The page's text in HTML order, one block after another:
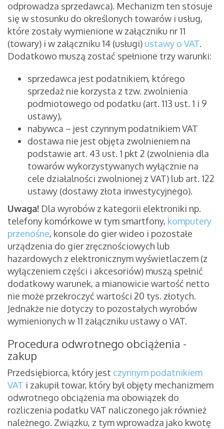
odprowadza sprzedawca). Mechanizm ten stosuje
się w stosunku do określonych towarów i usług,
które zostały wymienione w załączniku nr 11
(towary) i w załączniku 14 (usługi) ustawy o VAT.
Dodatkowo muszą zostać spełnione trzy warunki:
sprzedawca jest podatnikiem, którego
sprzedaż nie korzysta z tzw. zwolnienia
podmiotowego od podatku (art. 113 ust. 1 i 9
ustawy),
nabywca – jest czynnym podatnikiem VAT
dostawa nie jest objęta zwolnieniem na
podstawie art. 43 ust. 1 pkt 2 (zwolnienia dla
towarów wykorzystywanych wyłącznie na
cele działalności zwolnionej z VAT) lub art. 122
ustawy (dostawy złota inwestycyjnego).
Uwaga! Dla wyrobów z kategorii elektroniki np.
telefony komórkowe w tym smartfony, komputery
przenośne, konsole do gier wideo i pozostałe
urządzenia do gier zręcznościowych lub
hazardowych z elektronicznym wyświetlaczem (z
wyłączeniem części i akcesoriów) muszą spełnić
dodatkowy warunek, a mianowicie wartość netto
nie może przekroczyć wartości 20 tys. złotych.
Jednakże nie dotyczy to pozostałych wyrobów
wymienionych w 11 załączniku ustawy o VAT.
Procedura odwrotnego obciążenia -
zakup
Przedsiębiorca, który jest czynnym podatnikiem
VAT i zakupił towar, który był objęty mechanizmem
odwrotnego obciążenia ma obowiązek do
rozliczenia podatku VAT naliczonego jak również
należnego. Związku, z tym wprowadza jako kwotę